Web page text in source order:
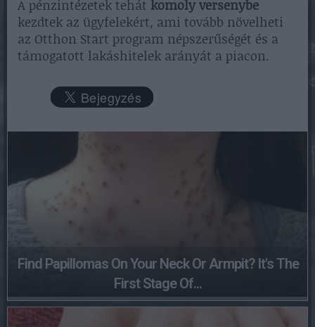
A pénzintézetek tehát komoly versenybe
kezdtek az ügyfelekért, ami tovább növelheti
az Otthon Start program népszerűségét és a
támogatott lakáshitelek arányát a piacon.
Find Papillomas On Your Neck Or Armpit? It's The
First Stage Of...